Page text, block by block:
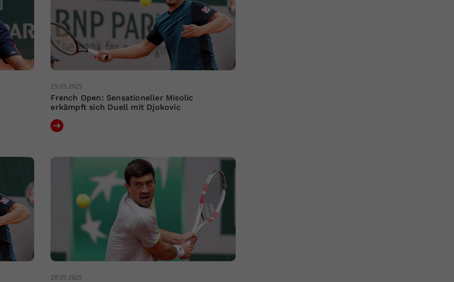
29.05.2025
French Open: Sensationeller Misolic
erkämpft sich Duell mit Djokovic
28.05.2025